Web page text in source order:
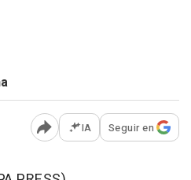
Abrir opciones para
IA Seguir en